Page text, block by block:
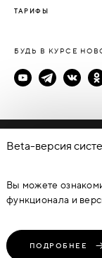
ТАРИФЫ
БУДЬ В КУРСЕ
© Каталог
являются
копирование,
ФЕДЕРАЦИИ ОТ
СМЕЖНЫХ ПРАВАХ”
Beta-версия
Вы можете
функционала и
ПОДРОБНЕЕ